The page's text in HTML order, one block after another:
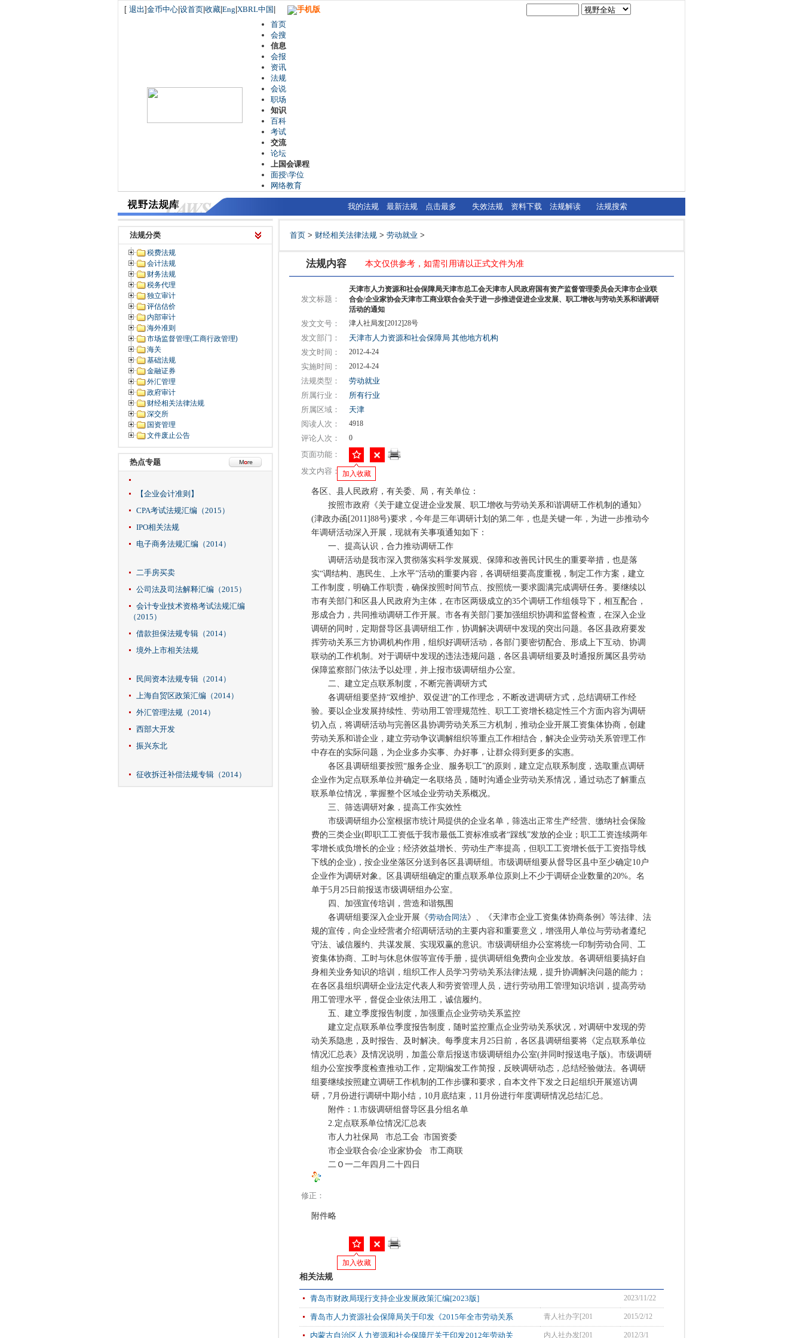
[ 退出]金币中心 设首页 收藏 Eng XBRL中国
手机版
首页
会搜
信息
会报
资讯
法规
会说
职场
知识
百科
考试
交流
论坛
上国会课程
面授\学位
网络教育
我的法规 最新法规 点击最多 失效法规 资料下载 法规解读 法规搜索
法规分类
税费法规
会计法规
财务法规
税务代理
独立审计
评估估价
内部审计
海外准则
市场监督管理(工商行政管理)
海关
基础法规
金融证券
外汇管理
政府审计
财经相关法律法规
深交所
国资管理
文件废止公告
热点专题
【企业会计准则】
CPA考试法规汇编（2015）
IPO相关法规
电子商务法规汇编（2014）
二手房买卖
公司法及司法解释汇编（2015）
会计专业技术资格考试法规汇编
（2015）
借款担保法规专辑（2014）
境外上市相关法规
民间资本法规专辑（2014）
上海自贸区政策汇编（2014）
外汇管理法规（2014）
西部大开发
振兴东北
征收拆迁补偿法规专辑（2014）
首页 > 财经相关法律法规 > 劳动就业 >
法规内容 本文仅供参考，如需引用请以正式文件为准
发文标题：
天津市人力资源和社会保障局天津市总工会天津市人民政府国有资产监督管理委员会天津市企业联
合会/企业家协会天津市工商业联合会关于进一步推进促进企业发展、职工增收与劳动关系和谐调研
活动的通知
发文文号： 津人社局发[2012]28号
发文部门： 天津市人力资源和社会保障局 其他地方机构
发文时间：
2012-4-24
实施时间： 2012-4-24
法规类型：
劳动就业
所属行业：
所有行业
所属区域：
天津
阅读人次：
4918
评论人次： 0
页面功能：
加入收藏
发文内容：
各区、县人民政府，有关委、局，有关单位：
按照市政府《关于建立促进企业发展、职工增收与劳动关系和谐调研工作机制的通知》
(津政办函[2011]88号)要求，今年是三年调研计划的第二年，也是关键一年，为进一步推动今
年调研活动深入开展，现就有关事项通知如下：
一、提高认识，合力推动调研工作
调研活动是我市深入贯彻落实科学发展观、保障和改善民计民生的重要举措，也是落
实“调结构、惠民生、上水平”活动的重要内容，各调研组要高度重视，制定工作方案，建立
工作制度，明确工作职责，确保按照时间节点、按照统一要求圆满完成调研任务。要继续以
市有关部门和区县人民政府为主体，在市区两级成立的35个调研工作组领导下，相互配合，
形成合力，共同推动调研工作开展。市各有关部门要加强组织协调和监督检查，在深入企业
调研的同时，定期督导区县调研组工作，协调解决调研中发现的突出问题。各区县政府要发
挥劳动关系三方协调机构作用，组织好调研活动，各部门要密切配合、形成上下互动、协调
联动的工作机制。对于调研中发现的违法违规问题，各区县调研组要及时通报所属区县劳动
保障监察部门依法予以处理，并上报市级调研组办公室。
二、建立定点联系制度，不断完善调研方式
各调研组要坚持“双维护、双促进”的工作理念，不断改进调研方式，总结调研工作经
验。要以企业发展持续性、劳动用工管理规范性、职工工资增长稳定性三个方面内容为调研
切入点，将调研活动与完善区县协调劳动关系三方机制，推动企业开展工资集体协商，创建
劳动关系和谐企业，建立劳动争议调解组织等重点工作相结合，解决企业劳动关系管理工作
中存在的实际问题，为企业多办实事、办好事，让群众得到更多的实惠。
各区县调研组要按照“服务企业、服务职工”的原则，建立定点联系制度，选取重点调研
企业作为定点联系单位并确定一名联络员，随时沟通企业劳动关系情况，通过动态了解重点
联系单位情况，掌握整个区域企业劳动关系概况。
三、筛选调研对象，提高工作实效性
市级调研组办公室根据市统计局提供的企业名单，筛选出正常生产经营、缴纳社会保险
费的三类企业(即职工工资低于我市最低工资标准或者“踩线”发放的企业；职工工资连续两年
零增长或负增长的企业；经济效益增长、劳动生产率提高，但职工工资增长低于工资指导线
下线的企业)，按企业坐落区分送到各区县调研组。市级调研组要从督导区县中至少确定10户
企业作为调研对象。区县调研组确定的重点联系单位原则上不少于调研企业数量的20%。名
单于5月25日前报送市级调研组办公室。
四、加强宣传培训，营造和谐氛围
各调研组要深入企业开展《劳动合同法》、《天津市企业工资集体协商条例》等法律、法
规的宣传，向企业经营者介绍调研活动的主要内容和重要意义，增强用人单位与劳动者遵纪
守法、诚信履约、共谋发展、实现双赢的意识。市级调研组办公室将统一印制劳动合同、工
资集体协商、工时与休息休假等宣传手册，提供调研组免费向企业发放。各调研组要搞好自
身相关业务知识的培训，组织工作人员学习劳动关系法律法规，提升协调解决问题的能力；
在各区县组织调研企业法定代表人和劳资管理人员，进行劳动用工管理知识培训，提高劳动
用工管理水平，督促企业依法用工，诚信履约。
五、建立季度报告制度，加强重点企业劳动关系监控
建立定点联系单位季度报告制度，随时监控重点企业劳动关系状况，对调研中发现的劳
动关系隐患，及时报告、及时解决。每季度末月25日前，各区县调研组要将《定点联系单位
情况汇总表》及情况说明，加盖公章后报送市级调研组办公室(并同时报送电子版)。市级调研
组办公室按季度检查推动工作，定期编发工作简报，反映调研动态，总结经验做法。各调研
组要继续按照建立调研工作机制的工作步骤和要求，自本文件下发之日起组织开展巡访调
研，7月份进行调研中期小结，10月底结束，11月份进行年度调研情况总结汇总。
附件：1.市级调研组督导区县分组名单
2.定点联系单位情况汇总表
市人力社保局 市总工会 市国资委
市企业联合会/企业家协会 市工商联
二Ｏ一二年四月二十四日
修正：
附件略
加入收藏
相关法规
青岛市财政局现行支持企业发展政策汇编[2023版] 2023/11/22
青岛市人力资源社会保障局关于印发《2015年全市劳动关系 青人社办字[201 2015/2/12
内蒙古自治区人力资源和社会保障厅关于印发2012年劳动关 内人社办发[201 2012/3/1